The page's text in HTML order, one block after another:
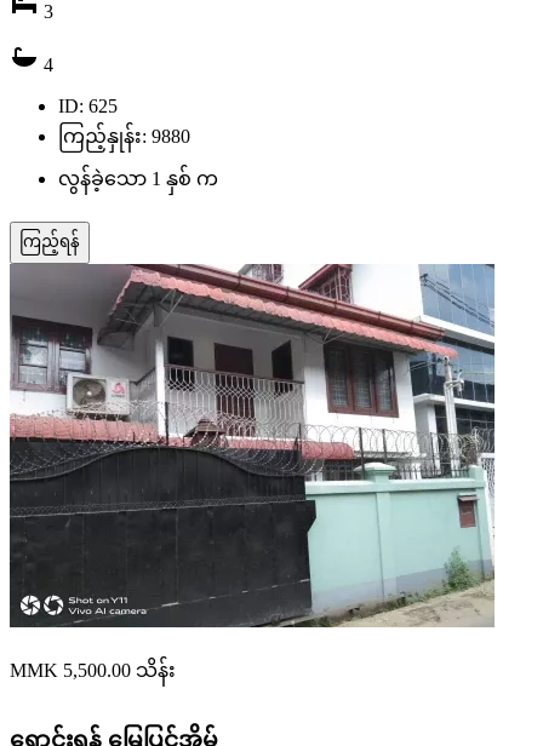
3
4
ID: 625
ကြည့်နှုန်း: 9880
လွန်ခဲ့သော 1 နှစ် က
ကြည့်ရန်
MMK 5,500.00 သိန်း
ရောင်းရန် မြေပြင်အိမ်